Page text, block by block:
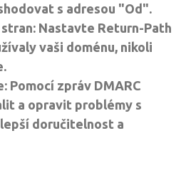
s adresou "Od".
Nastavte Return-Path
vaši doménu, nikoli
Pomocí zpráv DMARC
a opravit problémy s
doručitelnost a